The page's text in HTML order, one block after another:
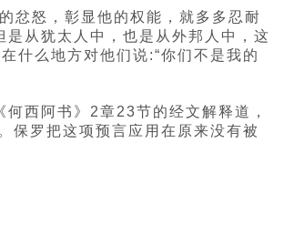
忿怒，彰显他的权能，就多多忍耐
从犹太人中，也是从外邦人中，这
什么地方对他们说:“你们不是我的
西阿书》2章23节的经文解释道，
保罗把这项预言应用在原来没有被